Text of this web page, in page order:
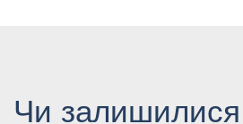
Чи залишилися